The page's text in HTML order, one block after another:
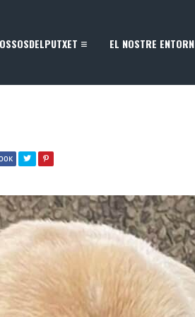
EL NOSTRE ENTORN